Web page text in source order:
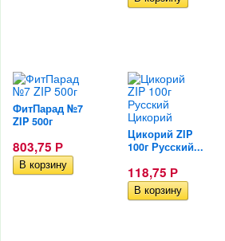
ФитПарад №7
ZIP 500г
803,75 Р
Цикорий ZIP
100г Русский...
118,75 Р